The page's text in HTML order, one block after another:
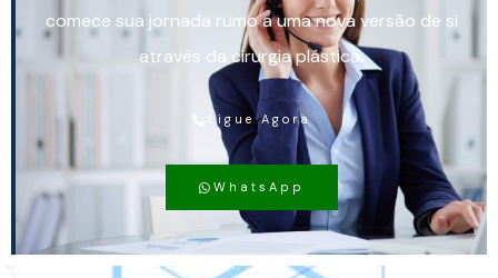
comece sua jornada rumo a uma nova versão de si
através da cirurgia plástica.
Ligue Agora
WhatsApp